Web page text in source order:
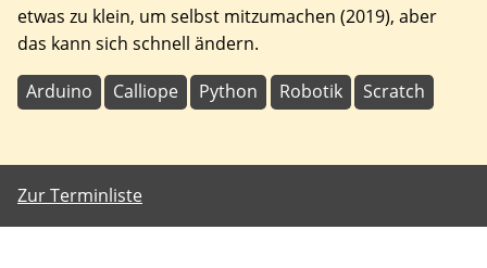
etwas zu klein, um selbst mitzumachen (2019), aber
das kann sich schnell ändern.
Arduino Calliope Python Robotik Scratch
Zur Terminliste